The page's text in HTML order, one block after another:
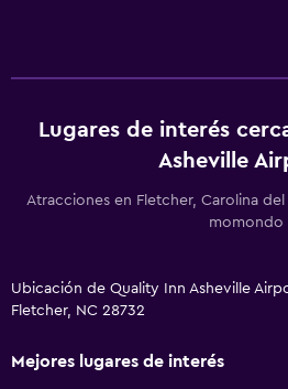
Lugares de interés
Asheville
Atracciones en Fletcher, Carolina
momondo
Ubicación de Quality Inn Asheville
Fletcher, NC 28732
Mejores lugares de interés